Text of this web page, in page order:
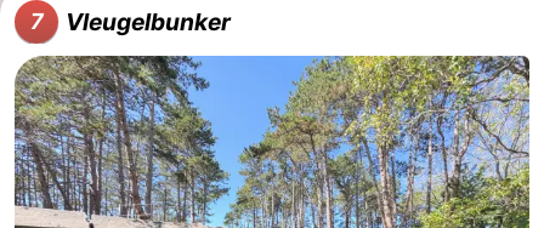
7 Vleugelbunker